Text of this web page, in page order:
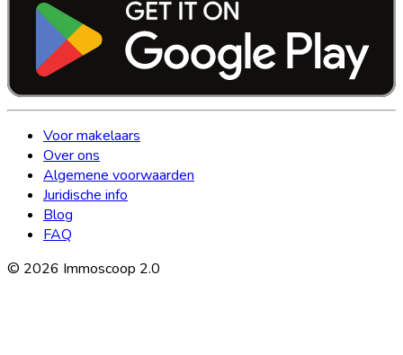
Voor makelaars
Over ons
Algemene voorwaarden
Juridische info
Blog
FAQ
© 2026 Immoscoop 2.0